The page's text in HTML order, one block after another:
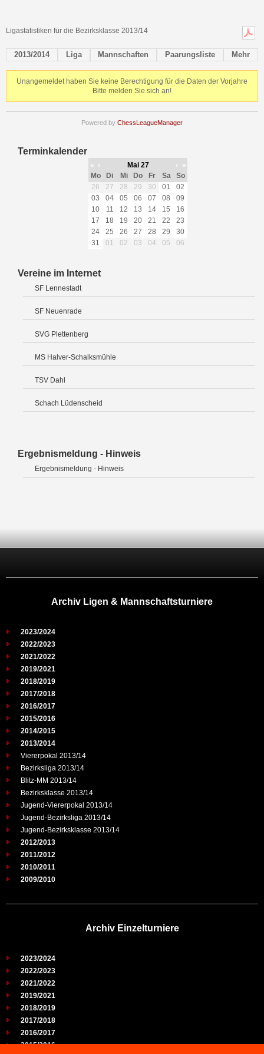
Ligastatistiken für die Bezirksklasse 2013/14
2013/2014 Liga Mannschaften Paarungsliste Mehr
Unangemeldet haben Sie keine Berechtigung für die Daten der Vorjahre
Bitte melden Sie sich an!
Powered by ChessLeagueManager
Terminkalender
« ‹ Mai 27 ›
»
Mo
Di Mi Do Fr Sa
So
26
27 28 29 30 01
02
03
04 05 06 07 08
09
10
11 12 13 14 15
16
17
18 19 20 21 22
23
24
25 26 27 28 29
30
31
01 02 03 04 05 06
Vereine im Internet
SF Lennestadt
SF Neuenrade
SVG Plettenberg
MS Halver-Schalksmühle
TSV Dahl
Schach Lüdenscheid
Ergebnismeldung - Hinweis
Ergebnismeldung - Hinweis
Archiv Ligen & Mannschaftsturniere
2023/2024
2022/2023
2021/2022
2019/2021
2018/2019
2017/2018
2016/2017
2015/2016
2014/2015
2013/2014
Viererpokal 2013/14
Bezirksliga 2013/14
Blitz-MM 2013/14
Bezirksklasse 2013/14
Jugend-Viererpokal 2013/14
Jugend-Bezirksliga 2013/14
Jugend-Bezirksklasse 2013/14
2012/2013
2011/2012
2010/2011
2009/2010
Archiv Einzelturniere
2023/2024
2022/2023
2021/2022
2019/2021
2018/2019
2017/2018
2016/2017
2015/2016